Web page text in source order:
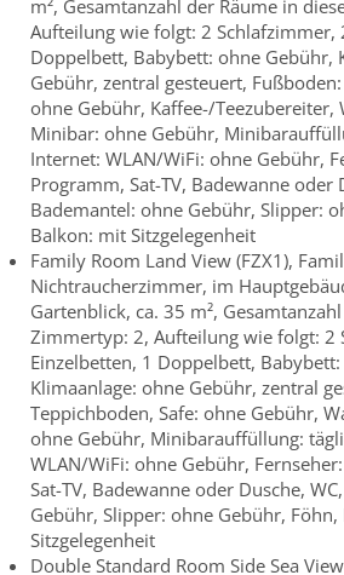
m², Gesamtanzahl der Räume in
Aufteilung wie folgt: 2 Schlafzimmer,
Doppelbett, Babybett: ohne Gebühr,
Gebühr, zentral gesteuert,
ohne Gebühr, Kaffee-/Teezubereiter,
Minibar: ohne Gebühr,
Internet: WLAN/WiFi: ohne Gebühr,
Programm, Sat-TV, Badewanne oder
Bademantel: ohne Gebühr, Slipper:
Balkon: mit Sitzgelegenheit
Family Room Land View (FZX1),
Nichtraucherzimmer, im
Gartenblick, ca. 35 m²,
Zimmertyp: 2, Aufteilung wie folgt: 2
Einzelbetten, 1 Doppelbett,
Klimaanlage: ohne Gebühr, zentral
Teppichboden, Safe: ohne Gebühr,
ohne Gebühr, Minibarauffüllung:
WLAN/WiFi: ohne Gebühr,
Sat-TV, Badewanne oder Dusche,
Gebühr, Slipper: ohne Gebühr,
Sitzgelegenheit
Double Standard Room Side Sea